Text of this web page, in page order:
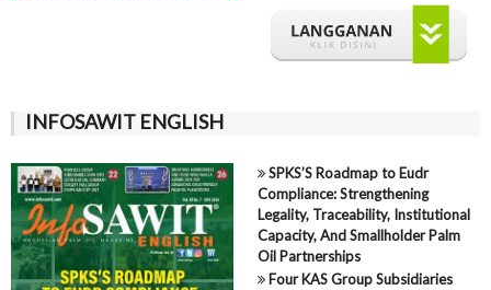
INFOSAWIT ENGLISH
SPKS’S Roadmap to Eudr
Compliance: Strengthening
Legality, Traceability, Institutional
Capacity, And Smallholder Palm
Oil Partnerships
Four KAS Group Subsidiaries